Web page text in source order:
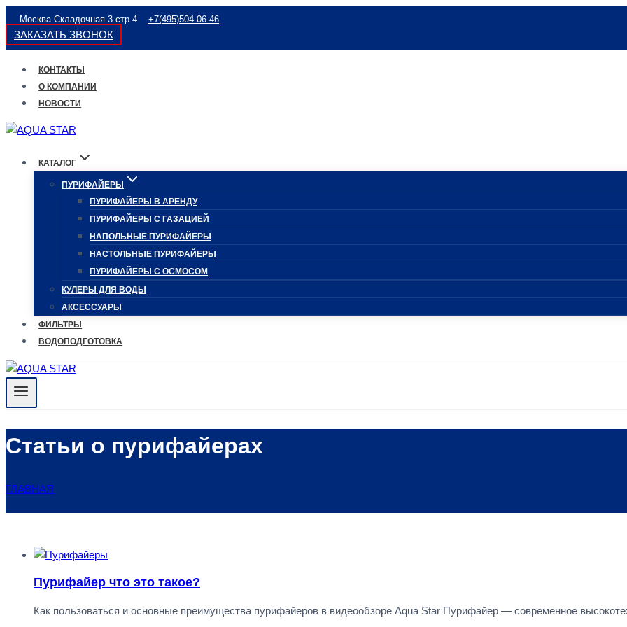
Перейти
содержимому
Москва Складочная 3 стр.4 +7(495)504-06-46
ЗАКАЗАТЬ ЗВОНОК
КОНТАКТЫ
О КОМПАНИИ
НОВОСТИ
КАТАЛОГ
ПУРИФАЙЕРЫ
ПУРИФАЙЕРЫ В АРЕНДУ
ПУРИФАЙЕРЫ С ГАЗАЦИЕЙ
НАПОЛЬНЫЕ ПУРИФАЙЕРЫ
НАСТОЛЬНЫЕ ПУРИФАЙЕРЫ
ПУРИФАЙЕРЫ С ОСМОСОМ
КУЛЕРЫ ДЛЯ ВОДЫ
АКСЕССУАРЫ
ФИЛЬТРЫ
ВОДОПОДГОТОВКА
Статьи о пурифайерах
ГЛАВНАЯ
Пурифайер что это такое?
Как пользоваться и основные преимущества пурифайеров в видеообзоре Aqua Star Пурифайер — современное